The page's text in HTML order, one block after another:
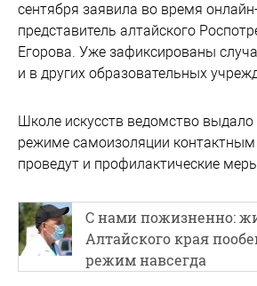
сентября заявила во время
представитель алтайского
Егорова. Уже зафиксированы
и в других образовательных
Школе искусств ведомство выдало
режиме самоизоляции
проведут и профилактические
С нами пожизненно:
Алтайского края
режим навсегда